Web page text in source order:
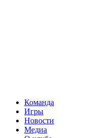
Команда
Игры
Новости
Медиа